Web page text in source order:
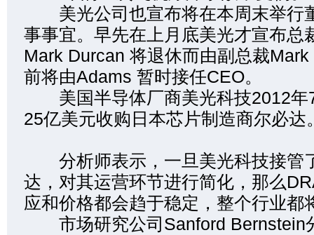
美光公司也宣布将在本周末举行
事事宜。早先在上月底美光才宣布总
Mark Durcan 将退休而由副总裁
前将由Adams 暂时接任CEO。
美国半导体厂商美光科技2012年
25亿美元收购日本芯片制造商尔必达
分析师表示，一旦美光科技接管
达，对其运营环节进行简化，那么
应和价格都会趋于稳定，整个行业都
市场研究公司Sanford Bernstein